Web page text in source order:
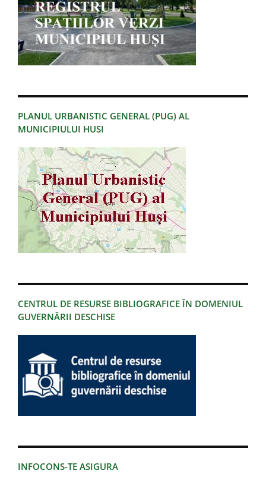
PLANUL URBANISTIC GENERAL (PUG) AL
MUNICIPIULUI HUSI
CENTRUL DE RESURSE BIBLIOGRAFICE ÎN DOMENIUL
GUVERNĂRII DESCHISE
INFOCONS-TE ASIGURA